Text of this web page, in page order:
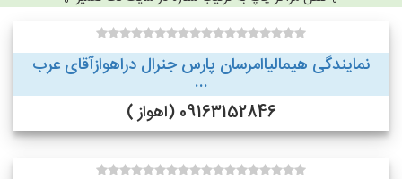
نمایندگی هیمالیاامرسان پارس جنرال دراهوازآقای عرب
...
09163152846 (اهواز )